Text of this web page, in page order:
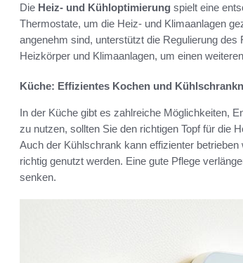
Die Heiz- und Kühloptimierung spielt eine
Thermostate, um die Heiz- und Klimaanlagen
angenehm sind, unterstützt die Regulierung
Heizkörper und Klimaanlagen, um einen
Küche: Effizientes Kochen und
In der Küche gibt es zahlreiche Möglichkeiten,
zu nutzen, sollten Sie den richtigen Topf für die
Auch der Kühlschrank kann effizienter
richtig genutzt werden. Eine gute Pflege
senken.